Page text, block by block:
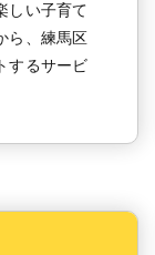
しい子育て
ら、練馬区
するサービ